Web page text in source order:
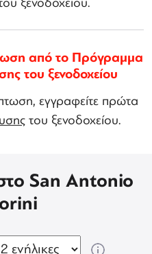
από το Πρόγραμμα
του ξενοδοχείου
εγγραφείτε πρώτα
του ξενοδοχείου.
San Antonio